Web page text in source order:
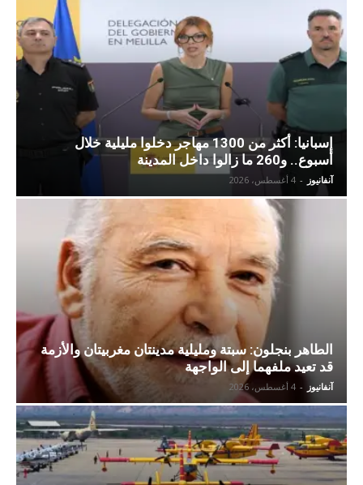
إسبانيا: أكثر من 1300 مهاجر دخلوا مليلية خلال
أسبوع.. و260 ما زالوا داخل المدينة
آنفانيوز - 4 أغسطس، 2026
الطاهر بنجلون: سبتة ومليلية مدينتان مغربيتان والأزمة
قد تعيد ملفهما إلى الواجهة
آنفانيوز - 4 أغسطس، 2026